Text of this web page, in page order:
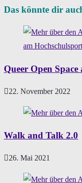
ansehen
Das könnte dir
Queer Open
22. November 2022
Walk and Talk 2.0
26. Mai 2021